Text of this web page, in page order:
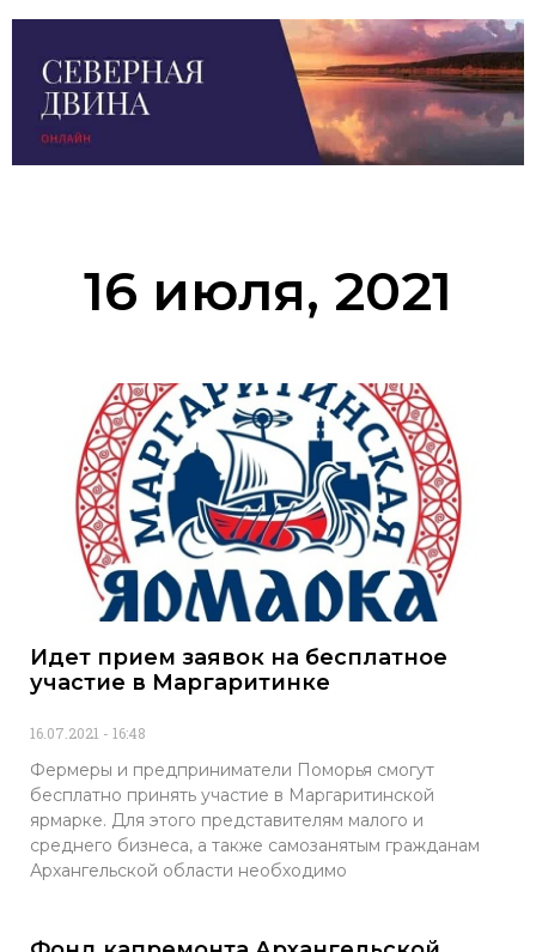
16 июля, 2021
Идет прием заявок на бесплатное
участие в Маргаритинке
16.07.2021 16:48
Фермеры и предприниматели Поморья смогут
бесплатно принять участие в Маргаритинской
ярмарке. Для этого представителям малого и
среднего бизнеса, а также самозанятым гражданам
Архангельской области необходимо